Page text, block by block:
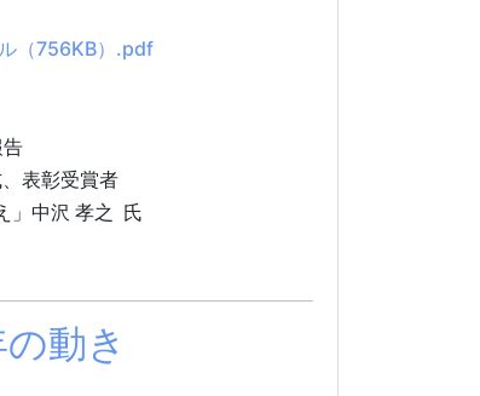
（756KB）.pdf
表彰受賞者
」中沢 孝之 氏
動き